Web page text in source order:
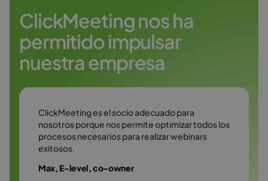
Empieza gratis
ClickMeeting nos ha
permitido impulsar
nuestra empresa
ClickMeeting es el socio adecuado para
nosotros porque nos permite optimizar todos los
procesos necesarios para realizar webinars
exitosos.
Max, E-level, co-owner